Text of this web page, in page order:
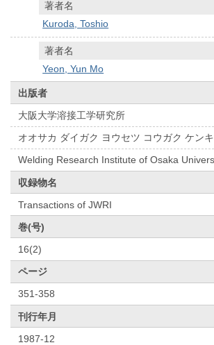
著者名
Kuroda, Toshio
著者名
Yeon, Yun Mo
出版者
大阪大学溶接工学研究所
オオサカ ダイガク ヨウセツ コウガク ケン
Welding Research Institute of Osaka
収録物名
Transactions of JWRI
巻(号)
16(2)
ページ
351-358
刊行年月
1987-12